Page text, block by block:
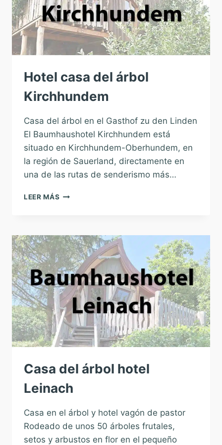
Hotel casa del árbol
Kirchhundem
Casa del árbol en el Gasthof zu den Linden
El Baumhaushotel Kirchhundem está
situado en Kirchhundem-Oberhundem, en
la región de Sauerland, directamente en
una de las rutas de senderismo más…
LEER MÁS HOTEL
KIRCHHUNDEM
Casa del árbol hotel
Leinach
Casa en el árbol y hotel vagón de pastor
Rodeado de unos 50 árboles frutales,
setos y arbustos en flor en el pequeño